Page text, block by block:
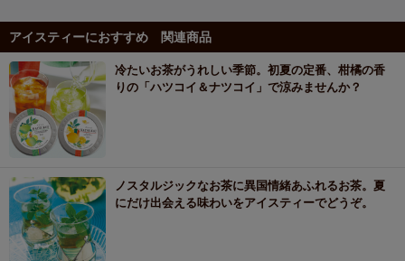
アイスティーにおすすめ 関連商品
冷たいお茶がうれしい季節。初夏の定番、柑橘の香
りの「ハツコイ＆ナツコイ」で涼みませんか？
ノスタルジックなお茶に異国情緒あふれるお茶。夏
にだけ出会える味わいをアイスティーでどうぞ。